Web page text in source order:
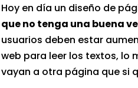
Hoy en día un diseño de
que no tenga una buena
usuarios deben estar
web para leer los textos, lo
vayan a otra página que si